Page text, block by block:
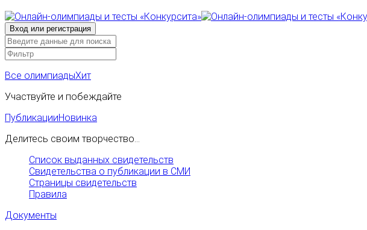
Все олимпиадыХит
Участвуйте и побеждайте
ПубликацииНовинка
Делитесь своим творчество...
Список выданных свидетельств
Свидетельства о публикации в СМИ
Страницы свидетельств
Правила
Документы